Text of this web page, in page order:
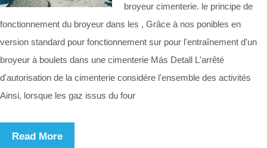
broyeur cimenterie. le principe de
fonctionnement du broyeur dans les , Grâce à nos ponibles en
version standard pour fonctionnement sur pour l'entraînement d'un
broyeur à boulets dans une cimenterie Más Detall L'arrêté
d'autorisation de la cimenterie considére l'ensemble des activités
Ainsi, lorsque les gaz issus du four
Read More